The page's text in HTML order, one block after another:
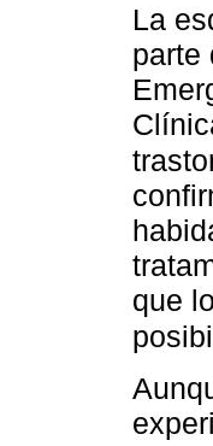
La
parte
que